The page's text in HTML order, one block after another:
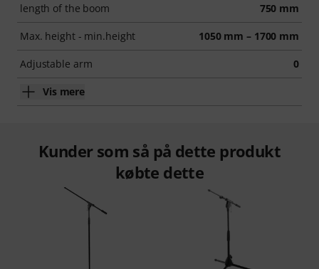
length of the boom 750 mm
Max. height - min.height 1050 mm – 1700 mm
Adjustable arm 0
Vis mere
Kunder som så på dette produkt
købte dette